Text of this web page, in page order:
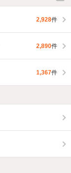
2,928件
2,890件
1,367件